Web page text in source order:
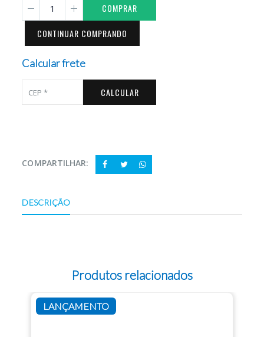
COMPRAR
CONTINUAR COMPRANDO
Calcular frete
CALCULAR
COMPARTILHAR:
DESCRIÇÃO
Produtos relacionados
LANÇAMENTO